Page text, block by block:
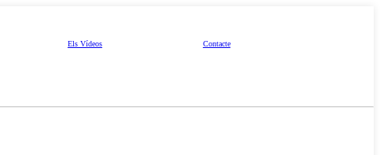
Els Vídeos Contacte